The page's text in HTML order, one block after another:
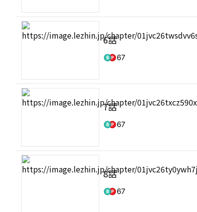
6話
67
7話
67
8話
67